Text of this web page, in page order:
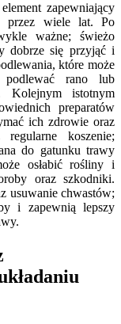
zapewniający
przez wiele lat. Po
ważne; świeżo
dobrze się przyjąć i
które może
rano lub
Kolejnym istotnym
preparatów
ich zdrowie oraz
koszenie;
do gatunku trawy
osłabić rośliny i
oraz szkodniki.
usuwanie chwastów;
i zapewnią lepszy